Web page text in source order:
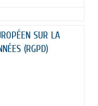
SUR LA
(RGPD)